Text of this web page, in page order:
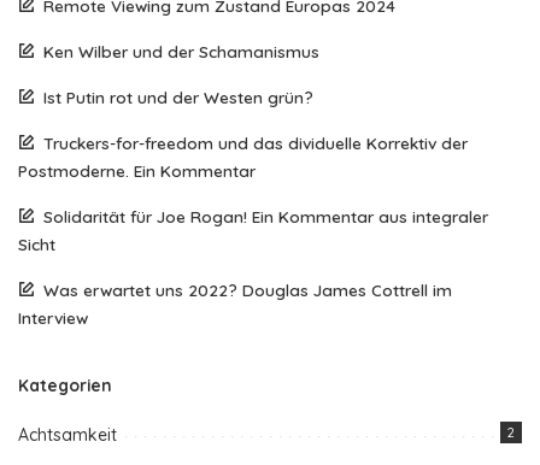
Remote Viewing zum Zustand Europas 2024
Ken Wilber und der Schamanismus
Ist Putin rot und der Westen grün?
Truckers-for-freedom und das dividuelle Korrektiv der
Postmoderne. Ein Kommentar
Solidarität für Joe Rogan! Ein Kommentar aus integraler
Sicht
Was erwartet uns 2022? Douglas James Cottrell im
Interview
Kategorien
Achtsamkeit 2